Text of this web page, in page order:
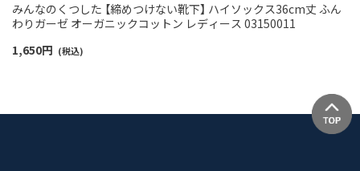
みんなのくつした 【締めつけない靴下】 ハイソックス36cm丈 ふん
わりガーゼ オーガニックコットン レディース 03150011
1,650円 (税込)